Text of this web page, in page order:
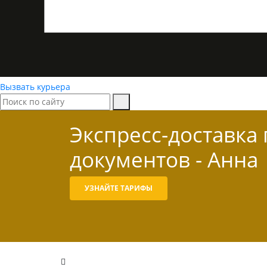
Вызвать курьера
Экспресс-доставка
документов - Анна
УЗНАЙТЕ ТАРИФЫ